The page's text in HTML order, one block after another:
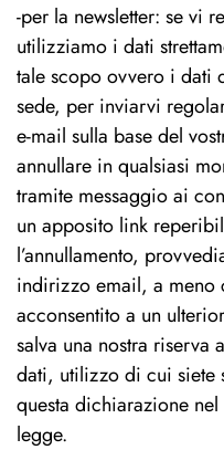
-per la newsletter: se vi
utilizziamo i dati
tale scopo ovvero i dati
sede, per inviarvi
e-mail sulla base del
annullare in qualsiasi
tramite messaggio ai
un apposito link
l’annullamento,
indirizzo email, a meno
acconsentito a un
salva una nostra riserva
dati, utilizzo di cui siete
questa dichiarazione
legge.